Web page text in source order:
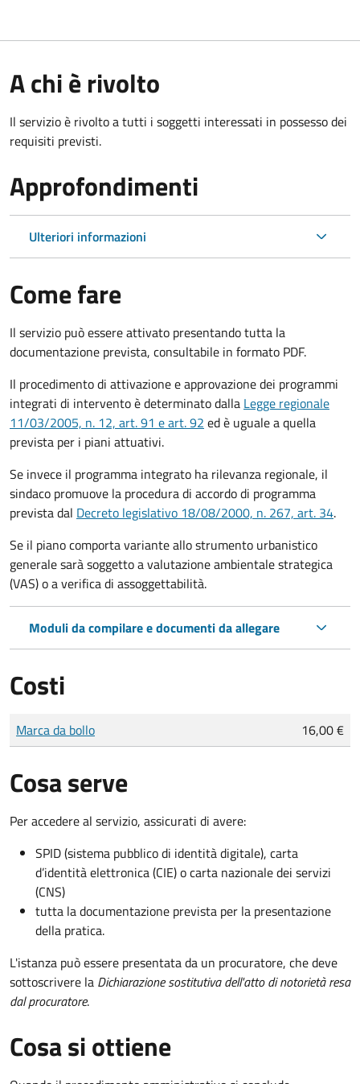
A chi è rivolto
Il servizio è rivolto a tutti i soggetti interessati in possesso dei
requisiti previsti.
Approfondimenti
Ulteriori informazioni
Come fare
Il servizio può essere attivato presentando tutta la
documentazione prevista, consultabile in formato PDF.
Il procedimento di attivazione e approvazione dei programmi
integrati di intervento è determinato dalla Legge regionale
11/03/2005, n. 12, art. 91 e art. 92 ed è uguale a quella
prevista per i piani attuativi.
Se invece il programma integrato ha rilevanza regionale, il
sindaco promuove la procedura di accordo di programma
prevista dal Decreto legislativo 18/08/2000, n. 267, art. 34.
Se il piano comporta variante allo strumento urbanistico
generale sarà soggetto a valutazione ambientale strategica
(VAS) o a verifica di assoggettabilità.
Moduli da compilare e documenti da allegare
Costi
Tipo di pagamento
Importo
Marca da bollo 16,00 €
Cosa serve
Per accedere al servizio, assicurati di avere:
SPID (sistema pubblico di identità digitale), carta
d’identità elettronica (CIE) o carta nazionale dei servizi
(CNS)
tutta la documentazione prevista per la presentazione
della pratica.
L'istanza può essere presentata da un procuratore, che deve
sottoscrivere la Dichiarazione sostitutiva dell'atto di notorietà resa
dal procuratore.
Cosa si ottiene